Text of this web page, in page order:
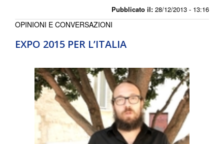
Pubblicato il: 28/12/2013 - 13:16
EXPO 2015 PER L’ITALIA
OPINIONI E CONVERSAZIONI